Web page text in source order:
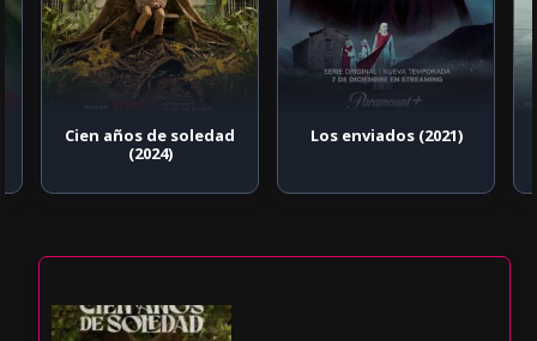
Cien años de soledad
(2024)
Los enviados (2021)